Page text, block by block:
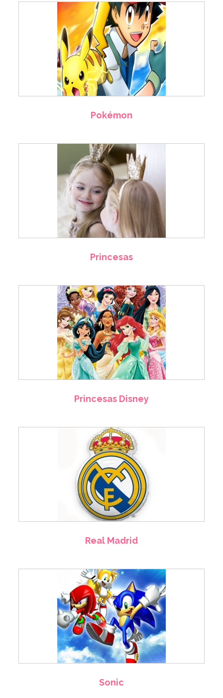
Pokémon
Princesas
Princesas Disney
Real Madrid
Sonic